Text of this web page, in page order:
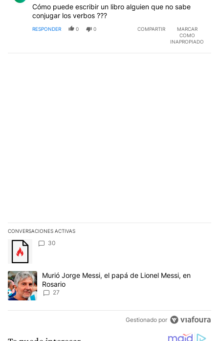
Cómo puede escribir un libro alguien que no sabe
conjugar los verbos ???
RESPONDER 0 0 COMPARTIR
MARCAR
COMO
INAPROPIADO
CONVERSACIONES ACTIVAS
Este listado muestra los artículos con más comentarios en los
Un artículo de tendencia con el título "" con 30 comentarios.
30
Un artículo de tendencia con el título "Murió Jorge Messi, el papá
Murió Jorge Messi, el papá de Lionel Messi, en
Rosario
27
Gestionado por